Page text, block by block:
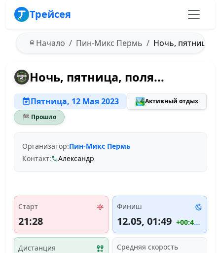
Трейсея
Начало Пин-Микс Пермь Ночь, пятница,
Ночь, пятница, поля...
Пятница, 12 Мая 2023 🏞️Активный отдых
🏁 Прошло
Организатор:Пин-Микс Пермь
Контакт:
Александр
Старт
21:28
Финиш
12.05, 01:49 +00:49:14
Дистанция Средняя скорость